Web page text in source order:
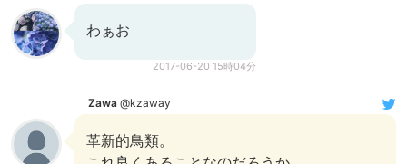
わぁお
2017-06-20 15時04分
Zawa @kzaway
革新的鳥類。